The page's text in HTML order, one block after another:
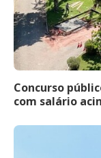
Concurso
com salário